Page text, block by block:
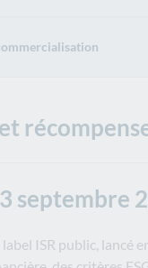
septembre
label ISR public, lancé